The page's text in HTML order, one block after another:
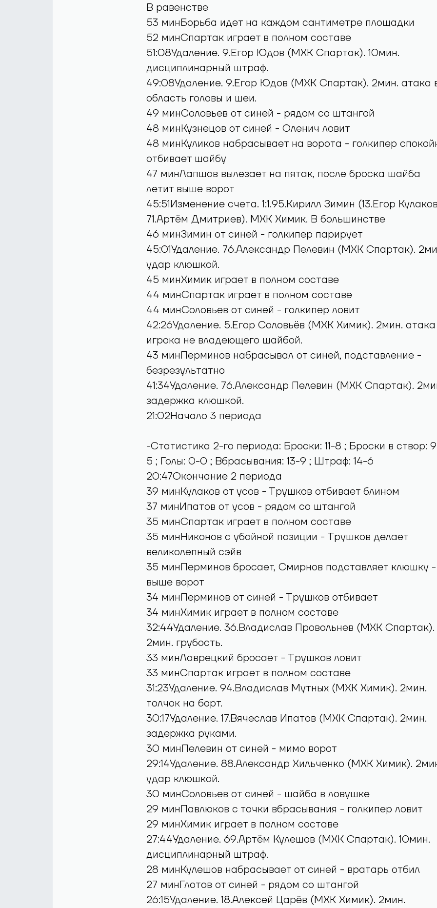
В равенстве
53 минБорьба идет на каждом сантиметре площадки
52 минСпартак играет в полном составе
51:08Удаление. 9.Егор Юдов (МХК Спартак). 10мин.
дисциплинарный штраф.
49:08Удаление. 9.Егор Юдов (МХК Спартак). 2мин. атака
область головы и шеи.
49 минСоловьев от синей - рядом со штангой
48 минКузнецов от синей - Оленич ловит
48 минКуликов набрасывает на ворота - голкипер
отбивает шайбу
47 минЛапшов вылезает на пятак, после броска шайба
летит выше ворот
45:51Изменение счета. 1:1.95.Кирилл Зимин (13.Егор
71.Артём Дмитриев). МХК Химик. В большинстве
46 минЗимин от синей - голкипер парирует
45:01Удаление. 76.Александр Пелевин (МХК Спартак).
удар клюшкой.
45 минХимик играет в полном составе
44 минСпартак играет в полном составе
44 минСоловьев от синей - голкипер ловит
42:26Удаление. 5.Егор Соловьёв (МХК Химик). 2мин. атака
игрока не владеющего шайбой.
43 минПерминов набрасывал от синей, подставление -
безрезультатно
41:34Удаление. 76.Александр Пелевин (МХК Спартак).
задержка клюшкой.
21:02Начало 3 периода
-Статистика 2-го периода: Броски: 11-8 ; Броски в створ:
5 ; Голы: 0-0 ; Вбрасывания: 13-9 ; Штраф: 14-6
20:47Окончание 2 периода
39 минКулаков от усов - Трушков отбивает блином
37 минИпатов от усов - рядом со штангой
35 минСпартак играет в полном составе
35 минНиконов с убойной позиции - Трушков делает
великолепный сэйв
35 минПерминов бросает, Смирнов подставляет клюшку -
выше ворот
34 минПерминов от синей - Трушков отбивает
34 минХимик играет в полном составе
32:44Удаление. 36.Владислав Провольнев (МХК Спартак).
2мин. грубость.
33 минЛаврецкий бросает - Трушков ловит
33 минСпартак играет в полном составе
31:23Удаление. 94.Владислав Мутных (МХК Химик). 2мин.
толчок на борт.
30:17Удаление. 17.Вячеслав Ипатов (МХК Спартак). 2мин.
задержка руками.
30 минПелевин от синей - мимо ворот
29:14Удаление. 88.Александр Хильченко (МХК Химик).
удар клюшкой.
30 минСоловьев от синей - шайба в ловушке
29 минПавлюков с точки вбрасывания - голкипер ловит
29 минХимик играет в полном составе
27:44Удаление. 69.Артём Кулешов (МХК Спартак). 10мин.
дисциплинарный штраф.
28 минКулешов набрасывает от синей - вратарь отбил
27 минГлотов от синей - рядом со штангой
26:15Удаление. 18.Алексей Царёв (МХК Химик). 2мин.